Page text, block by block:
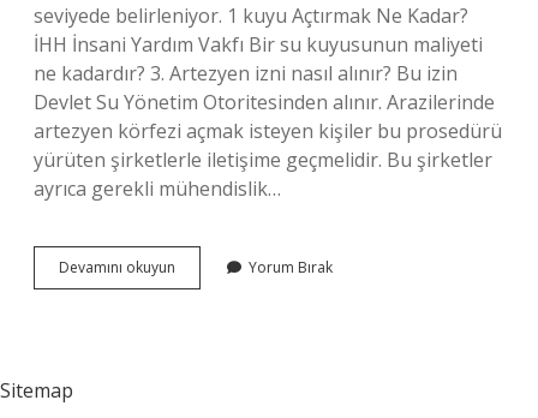
seviyede belirleniyor. 1 kuyu Açtırmak Ne Kadar?
İHH İnsani Yardım Vakfı Bir su kuyusunun maliyeti
ne kadardır? 3. Artezyen izni nasıl alınır? Bu izin
Devlet Su Yönetim Otoritesinden alınır. Arazilerinde
artezyen körfezi açmak isteyen kişiler bu prosedürü
yürüten şirketlerle iletişime geçmelidir. Bu şirketler
ayrıca gerekli mühendislik…
Devamını okuyun Artezyen
Ne
Yorum Bırak
Sitemap